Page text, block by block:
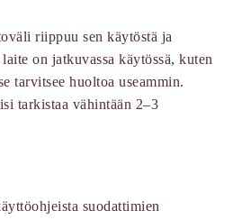
riippuu sen käytöstä ja
on jatkuvassa käytössä, kuten
tarvitsee huoltoa useammin.
tarkistaa vähintään 2–3
suodattimien